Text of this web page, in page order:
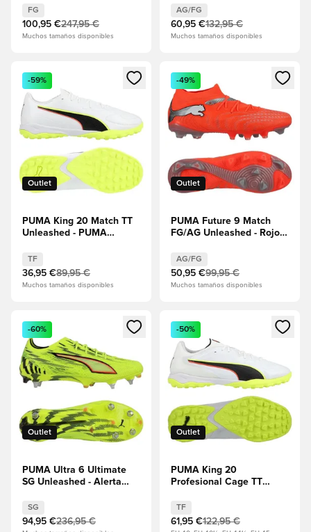
resplandeciente/PUMA
White/PUMA Negro/Puma
Plata
FG
100,95 €247,95 €
Muchos tamaños disponibles
White/Rojo
resplandeciente/Alerta
amarilla
AG/FG
60,95 €132,95 €
Muchos tamaños disponibles
Abre un modal para iniciar sesión o registrarse como
Outlet
-59%
PUMA King 20 Match TT
Unleashed - PUMA
resplandeciente/Alerta
amarilla
TF
36,95 €89,95 €
Muchos tamaños disponibles
Abre un modal para iniciar
Outlet
-49%
PUMA Future 9 Match
FG/AG Unleashed - Rojo
White/PUMA Negro/Puma
Plata
AG/FG
50,95 €99,95 €
Muchos tamaños disponibles
Abre un modal para iniciar sesión o registrarse como
Outlet
-60%
PUMA Ultra 6 Ultimate
SG Unleashed - Alerta
Negro/Rojo
resplandeciente/Lima
Squeeze
SG
94,95 €236,95 €
Abre un modal para iniciar
Outlet
-50%
PUMA King 20
Profesional Cage TT
White/Rojo
resplandeciente/Alerta
amarilla
TF
61,95 €122,95 €